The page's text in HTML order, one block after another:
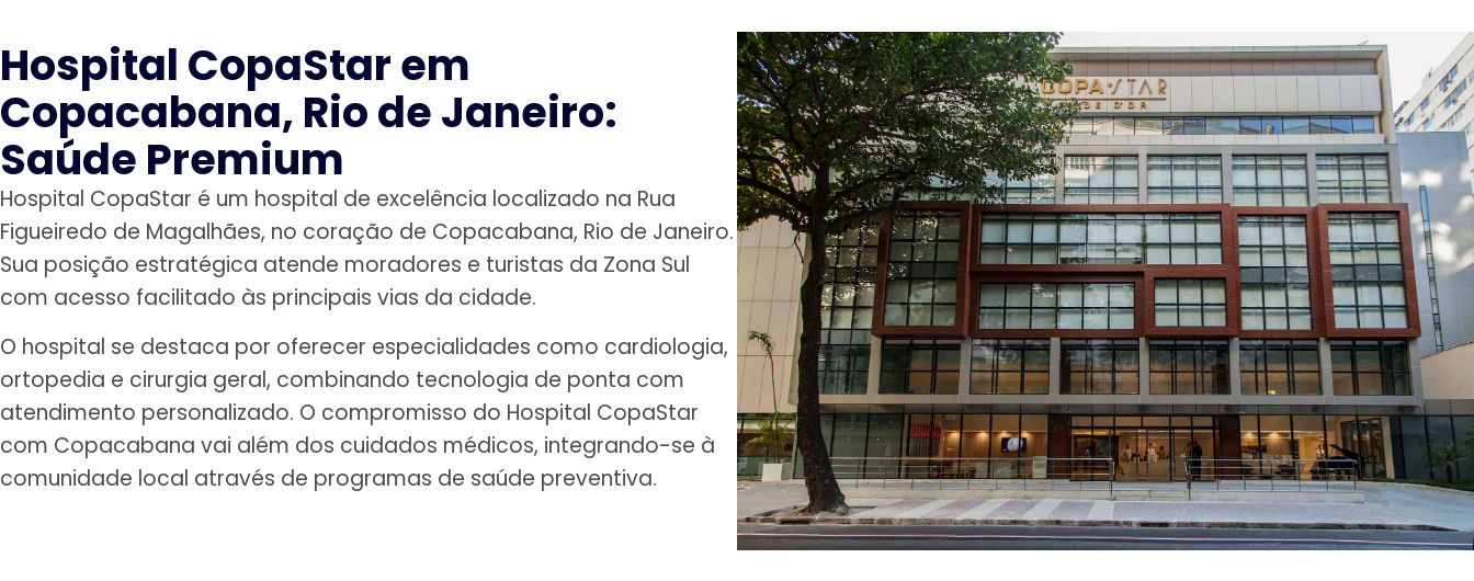
Hospital CopaStar em
Copacabana, Rio de Janeiro:
Saúde Premium
Hospital CopaStar é um hospital de excelência localizado na Rua
Figueiredo de Magalhães, no coração de Copacabana, Rio de Janeiro.
Sua posição estratégica atende moradores e turistas da Zona Sul
com acesso facilitado às principais vias da cidade.
O hospital se destaca por oferecer especialidades como cardiologia,
ortopedia e cirurgia geral, combinando tecnologia de ponta com
atendimento personalizado. O compromisso do Hospital CopaStar
com Copacabana vai além dos cuidados médicos, integrando-se à
comunidade local através de programas de saúde preventiva.